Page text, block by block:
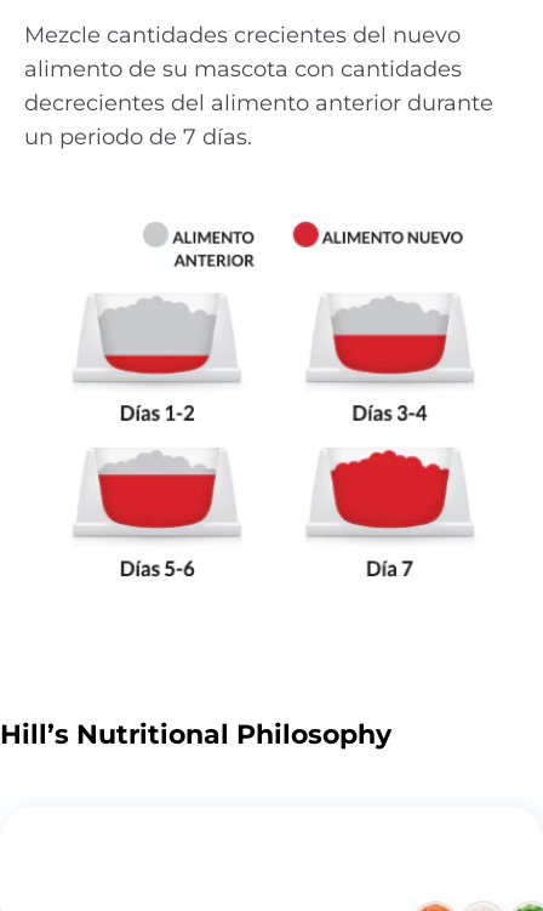
Mezcle cantidades crecientes del nuevo
alimento de su mascota con cantidades
decrecientes del alimento anterior durante
un periodo de 7 días.
Hill’s Nutritional Philosophy